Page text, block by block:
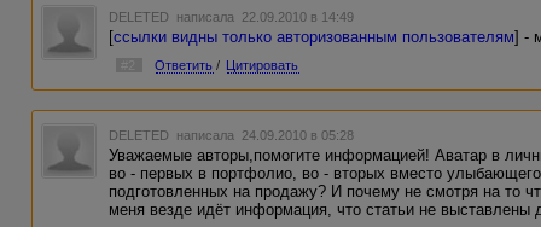
DELETED написала 22.09.2010 в 14:49
[ссылки видны только авторизованным пользователям] -
Ответить / Цитировать
DELETED написала 24.09.2010 в 05:28
Уважаемые авторы,помогите информацией! Аватар в
во - первых в портфолио, во - вторых вместо
подготовленных на продажу? И почему не смотря на то
меня везде идёт информация, что статьи не выставлены